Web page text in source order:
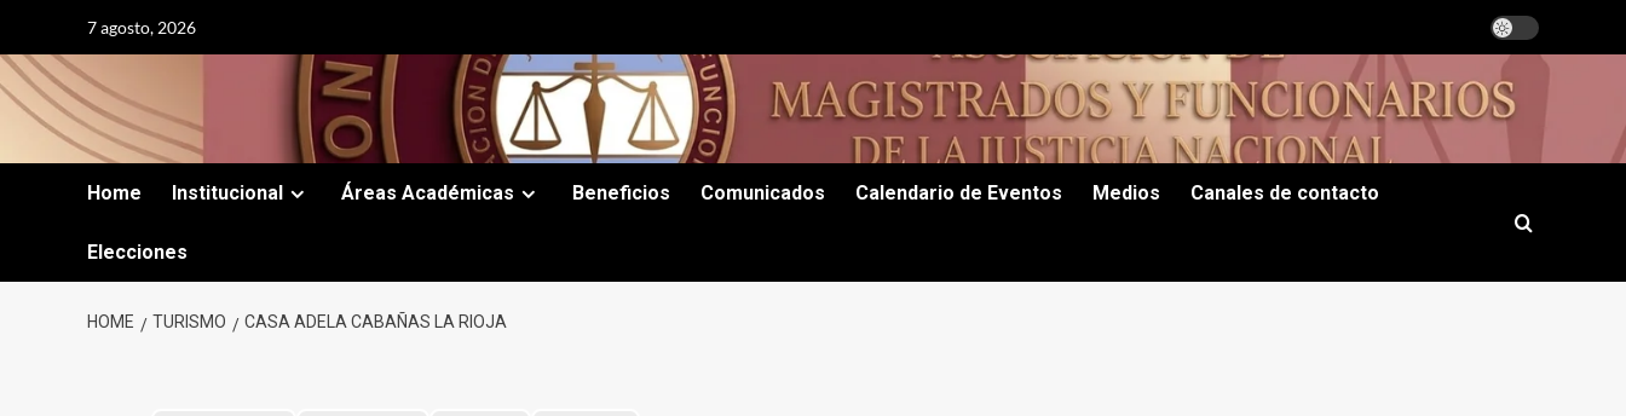
content
7 agosto, 2026
Home Institucional Áreas Académicas Beneficios Comunicados Calendario de Eventos Medios Canales de contacto
Elecciones
HOME TURISMO CASA ADELA CABAÑAS LA RIOJA